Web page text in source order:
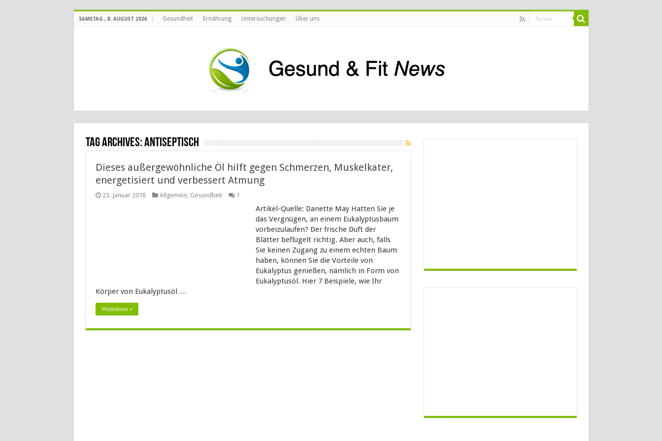
SAMSTAG , 8. AUGUST 2026 Gesundheit Ernährung Untersuchungen Über uns
Tag Archives:antiseptisch
Dieses außergewöhnliche Öl hilft gegen Schmerzen, Muskelkater,
energetisiert und verbessert Atmung
23. Januar 2018 Allgemein, Gesundheit 1
Artikel-Quelle: Danette May Hatten Sie je
das Vergnügen, an einem Eukalyptusbaum
vorbeizulaufen? Der frische Duft der
Blätter beflügelt richtig. Aber auch, falls
Sie keinen Zugang zu einem echten Baum
haben, können Sie die Vorteile von
Eukalyptus genießen, nämlich in Form von
Eukalyptusöl. Hier 7 Beispiele, wie Ihr
Körper von Eukalyptusöl …
Weiterlesen »